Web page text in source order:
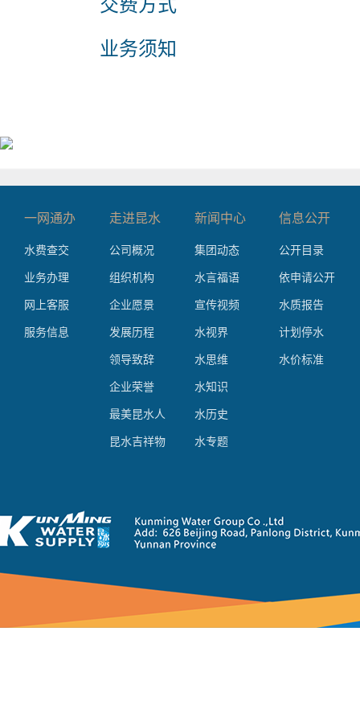
业务须知
一网通办
水费查交
业务办理
网上客服
服务信息
走进昆水
公司概况
组织机构
企业愿景
发展历程
领导致辞
企业荣誉
最美昆水人
昆水吉祥物
新闻中心
集团动态
水言福语
宣传视频
水视界
水思维
水知识
水历史
水专题
信息公开
公开目录
依申请公开
水质报告
计划停水
水价标准